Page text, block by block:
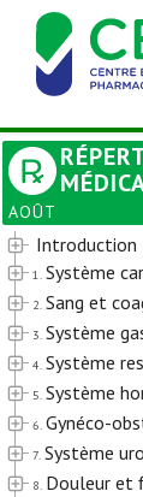
AOÛT
Introduction
1. Système
2. Sang et
3. Système
4. Système
5. Système
6. Gynéco-
7. Système
8. Douleur et